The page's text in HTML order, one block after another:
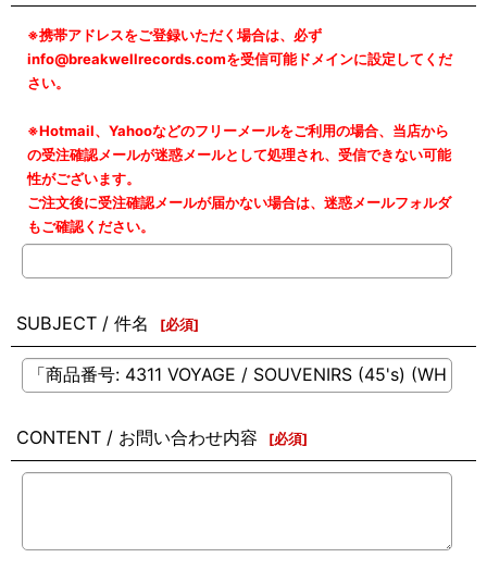
※携帯アドレスをご登録いただく場合は、必ず
info@breakwellrecords.comを受信可能ドメインに設定してくだ
さい。
※Hotmail、Yahooなどのフリーメールをご利用の場合、当店から
の受注確認メールが迷惑メールとして処理され、受信できない可能
性がございます。
ご注文後に受注確認メールが届かない場合は、迷惑メールフォルダ
もご確認ください。
SUBJECT / 件名 [必須]
CONTENT / お問い合わせ内容 [必須]